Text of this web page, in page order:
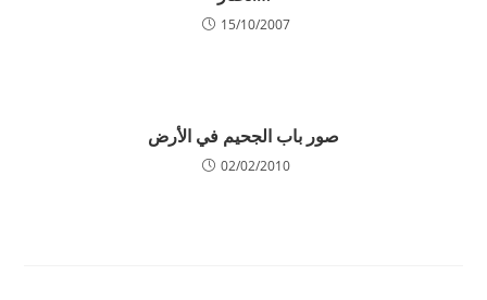
15/10/2007
صور باب الجحيم في الأرض
02/02/2010